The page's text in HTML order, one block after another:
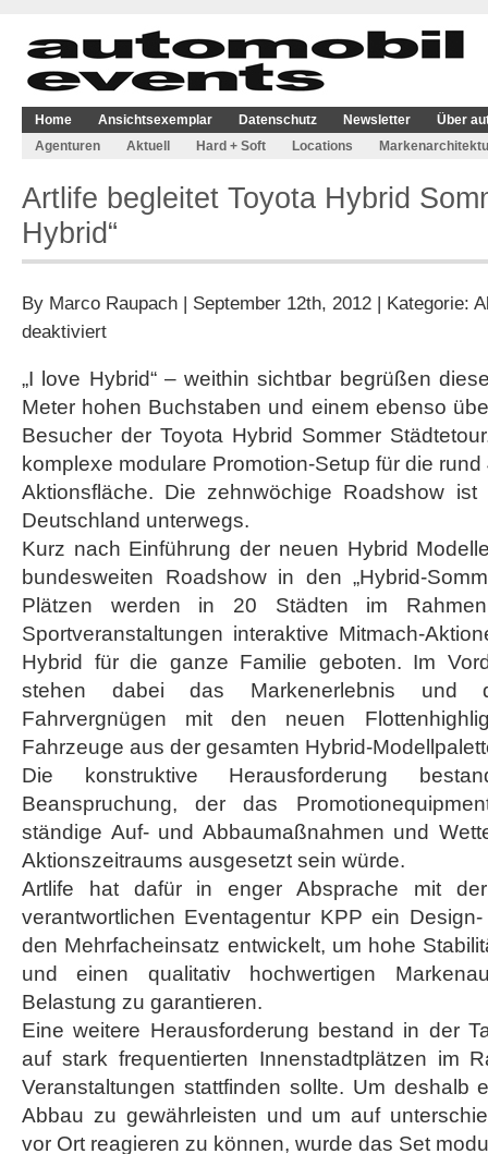
Home Ansichtsexemplar Datenschutz Newsletter
Über
Agenturen
Aktuell Hard + Soft Locations
Artlife begleitet Toyota Hybrid
Hybrid“
By Marco Raupach | September 12th, 2012 | Kategorie:
deaktiviertfür
Toyota
Hybrid
Tour
„I
love
Hybrid“
„I love Hybrid“ – weithin sichtbar begrüßen
Meter hohen Buchstaben und einem ebenso
Besucher der Toyota Hybrid Sommer
komplexe modulare Promotion-Setup für die
Aktionsfläche. Die zehnwöchige Roadshow
Deutschland unterwegs.
Kurz nach Einführung der neuen Hybrid
bundesweiten Roadshow in den „Hybrid-
Plätzen werden in 20 Städten im
Sportveranstaltungen interaktive Mitmach-
Hybrid für die ganze Familie geboten. Im
stehen dabei das Markenerlebnis und
Fahrvergnügen mit den neuen
Fahrzeuge aus der gesamten Hybrid-
Die konstruktive Herausforderung
Beanspruchung, der das
ständige Auf- und Abbaumaßnahmen und
Aktionszeitraums ausgesetzt sein würde.
Artlife hat dafür in enger Absprache mit
verantwortlichen Eventagentur KPP ein
den Mehrfacheinsatz entwickelt, um hohe
und einen qualitativ hochwertigen
Belastung zu garantieren.
Eine weitere Herausforderung bestand in der
auf stark frequentierten Innenstadtplätzen im
Veranstaltungen stattfinden sollte. Um deshalb
Abbau zu gewährleisten und um auf
vor Ort reagieren zu können, wurde das Set